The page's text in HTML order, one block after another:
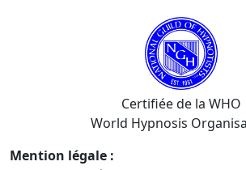
Certifiée de la WHO
World Hypnosis
Mention légale :